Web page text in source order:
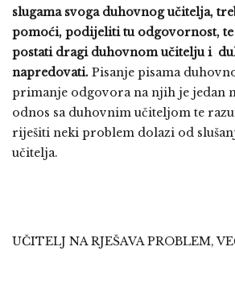
slugama svoga duhovnog učitelja,
pomoći, podijeliti tu odgovornost, te
postati dragi duhovnom učitelju i
napredovati. Pisanje pisama
primanje odgovora na njih je jedan
odnos sa duhovnim učiteljom te
riješiti neki problem dolazi od
učitelja.
UČITELJ NA RJEŠAVA PROBLEM,